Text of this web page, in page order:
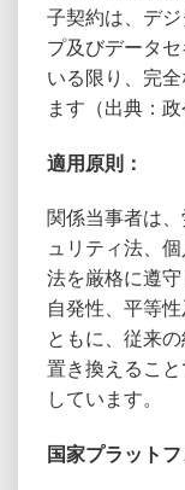
子契約は、デ
プ及びデータ
いる限り、完
ます（出典：
適用原則：
関係当事者は
ュリティ法、
法を厳格に遵守
自発性、平等
ともに、従来
置き換えるこ
しています。
国家プラット